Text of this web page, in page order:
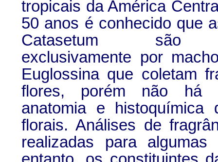
tropicais da América
50 anos é conhecido que
Catasetum são
exclusivamente por
Euglossina que coletam
flores, porém não há
anatomia e histoquímica
florais. Análises de
realizadas para algumas